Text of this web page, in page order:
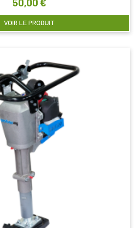
VOIR LE PRODUIT